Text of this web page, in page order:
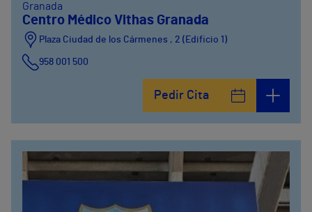
Granada
Centro Médico Vithas Granada
Plaza Ciudad de los Cármenes , 2 (Edificio 1)
958 001 500
Pedir Cita